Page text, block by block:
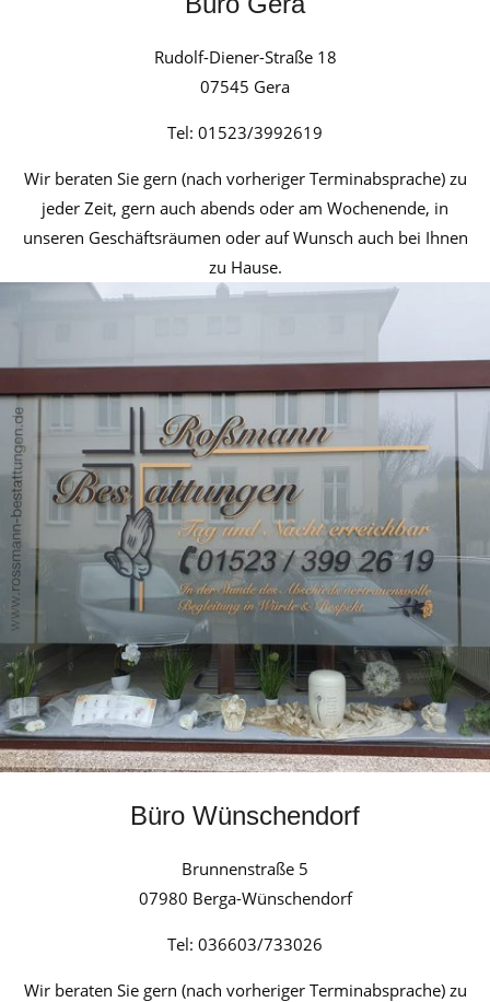
Rudolf-Diener-Straße 18
07545 Gera
Tel: 01523/3992619
Wir beraten Sie gern (nach vorheriger Terminabsprache) zu
jeder Zeit, gern auch abends oder am Wochenende, in
unseren Geschäftsräumen oder auf Wunsch auch bei Ihnen
zu Hause.
Büro Wünschendorf
Brunnenstraße 5
07980 Berga-Wünschendorf
Tel: 036603/733026
Wir beraten Sie gern (nach vorheriger Terminabsprache) zu